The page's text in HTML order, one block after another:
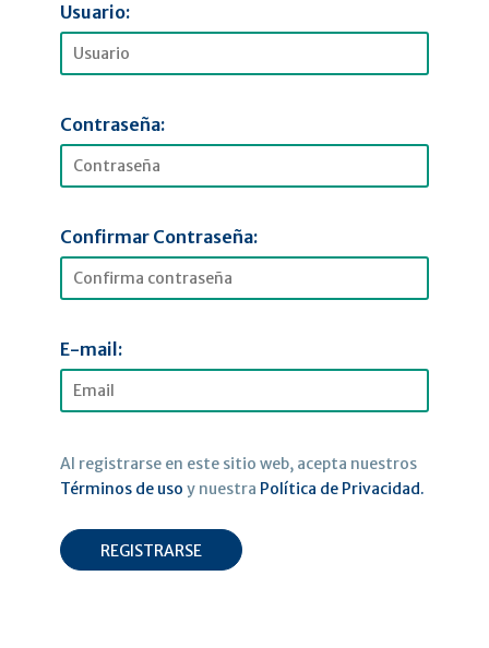
Usuario:
Contraseña:
Confirmar Contraseña:
E-mail:
Al registrarse en este sitio web, acepta nuestros
Términos de uso y nuestra Política de Privacidad.
REGISTRARSE